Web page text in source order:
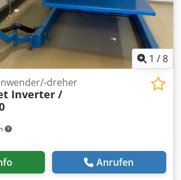
ca. 8t Das Hydraulikaggregat ist
Antriebsmotor ist im ausgebauten
1 /8
dreher
Inverter /
Anrufen